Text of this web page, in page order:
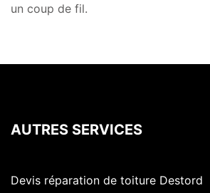
un coup de fil.
AUTRES SERVICES
Devis réparation de toiture Destord